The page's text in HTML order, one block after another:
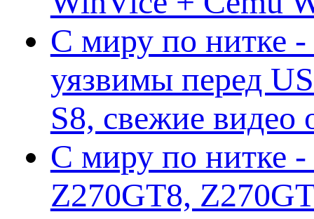
С миру по нитке
уязвимы перед
S8, свежие
С миру по нитке -
Z270GT8,